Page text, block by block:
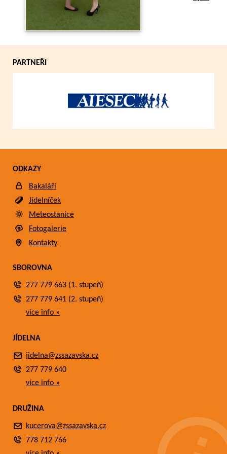
PARTNEŘI
ODKAZY
Bakaláři
Jídelníček
Meteostanice
Fotogalerie
Kontakty
SBOROVNA
277 779 663 (1. stupeň)
277 779 641 (2. stupeň)
více info »
JÍDELNA
jidelna@zssazavska.cz
277 779 640
více info »
DRUŽINA
kucerova@zssazavska.cz
778 712 766